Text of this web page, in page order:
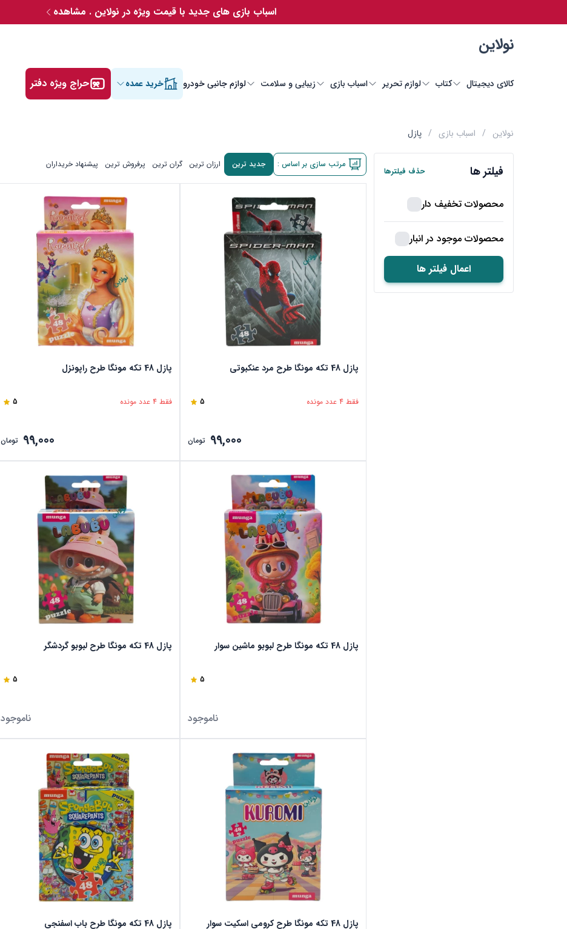
اسباب بازی های جدید با قیمت ویژه در نولاین . مشاهده
نولاین
کالای دیجیتال کتاب لوازم تحریر اسباب بازی زیبایی و سلامت لوازم جانبی خودرو خرید عمده حراج ویژه دفتر
نولاین / اسباب بازی / پازل
فیلتر ها حذف فیلترها
محصولات تخفیف دار
محصولات موجود در انبار
اعمال فیلتر ها
مرتب سازی بر اساس : جدید ترین ارزان ترین گران ترین پرفروش ترین پیشنهاد خریداران
پازل 48 تکه مونگا طرح مرد عنکبوتی
فقط 4 عدد مونده 5
99,000 تومان
پازل 48 تکه مونگا طرح راپونزل
فقط 4 عدد مونده 5
99,000 تومان
پازل 48 تکه مونگا طرح لبوبو ماشین سوار
5
ناموجود
پازل 48 تکه مونگا طرح لبوبو گردشگر
5
ناموجود
پازل 48 تکه مونگا طرح کرومی اسکیت سوار پازل 48 تکه مونگا طرح باب اسفنجی